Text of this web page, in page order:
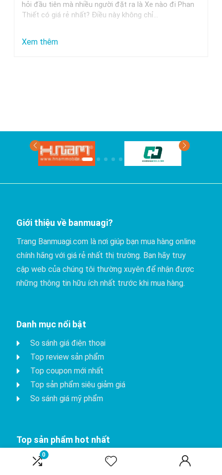
0
khi
di
hỏi đầu tiên mà nhiều người đặt ra là Xe nào đi Phan
Thiết có giá rẻ nhất? Điều này không chỉ…
Xem thêm:
rẻ
nhất?
Giới thiệu về banmuagi?
Trang Banmuagi.com là nơi giúp bạn mua hàng online
chính hãng với giá rẻ nhất thị trường. Bạn hãy truy
cập web của chúng tôi thường xuyên để nhận được
những thông tin hữu ích nhất trước khi mua hàng.
Danh mục nổi bật
So sánh giá điện thoại
Top review sản phẩm
Top coupon mới nhất
Top sản phẩm siêu giảm giá
So sánh giá mỹ phẩm
Top sản phẩm hot nhất
iPhone 15 Pro